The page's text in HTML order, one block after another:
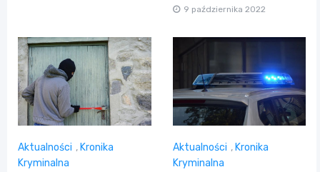
9 października 2022
Aktualności , Kronika
Kryminalna
Aktualności , Kronika
Kryminalna